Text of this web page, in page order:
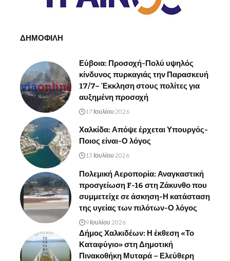
ΔΗΜΟΦΙΛΗ
Εύβοια: Προσοχή-Πολύ υψηλός
κίνδυνος πυρκαγιάς την Παρασκευή
17/7– Έκκληση στους πολίτες για
αυξημένη προσοχή
17 Ιουλίου 2026
Χαλκίδα: Απόψε έρχεται Υπουργός-
Ποιος είναι-Ο λόγος
13 Ιουλίου 2026
Πολεμική Αεροπορία: Αναγκαστική
προσγείωση F-16 στη Ζάκυνθο που
συμμετείχε σε άσκηση-Η κατάσταση
της υγείας των πιλότων-Ο λόγος
9 Ιουλίου 2026
Δήμος Χαλκιδέων: Η έκθεση «Το
Καταφύγιο» στη Δημοτική
Πινακοθήκη Μυταρά – Ελεύθερη